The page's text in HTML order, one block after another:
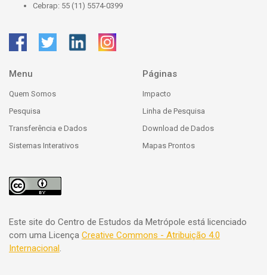
Cebrap: 55 (11) 5574-0399
Menu
Quem Somos
Pesquisa
Transferência e Dados
Sistemas Interativos
Páginas
Impacto
Linha de Pesquisa
Download de Dados
Mapas Prontos
Este site do Centro de Estudos da Metrópole está licenciado
com uma Licença Creative Commons - Atribuição 4.0
Internacional.